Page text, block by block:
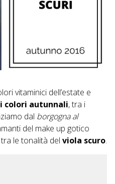
vitaminici dell’estate e
colori autunnali, tra i
dal borgogna al
del make up gotico
le tonalità del viola scuro.